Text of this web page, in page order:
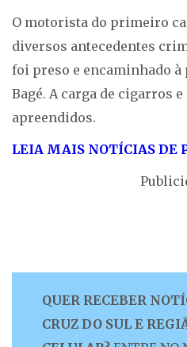
O motorista do primeiro
diversos antecedentes
foi preso e encaminhado
Bagé. A carga de cigarros
apreendidos.
LEIA MAIS NOTÍCIAS DE
QUER RECEBER
CRUZ DO SUL E